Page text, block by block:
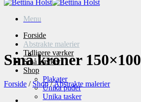
Menu
Forside
Abstrakte malerier
Tidligere værker
Små værker
Shop
Plakater
Unika puder
Unika tasker
Små kroner 150×100
Forside / Shop /Abstrakte malerier